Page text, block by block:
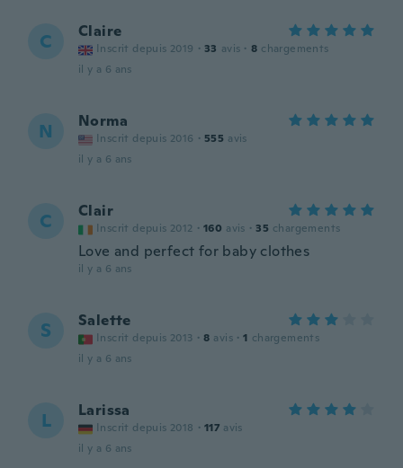
C Claire
Inscrit depuis 2019 · 33 avis · 8 chargements
il y a 6 ans
N Norma
Inscrit depuis 2016 · 555 avis
il y a 6 ans
C Clair
Inscrit depuis 2012 · 160 avis · 35 chargements
Love and perfect for baby clothes
il y a 6 ans
S Salette
Inscrit depuis 2013 · 8 avis · 1 chargements
il y a 6 ans
L Larissa
Inscrit depuis 2018 · 117 avis
il y a 6 ans